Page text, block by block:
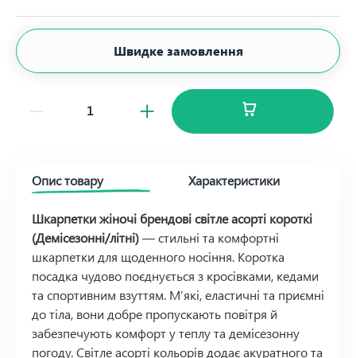
Швидке замовлення
Опис товару Характеристики
Шкарпетки жіночі брендові світле асорті короткі
(Демісезонні/літні)— стильні та комфортні
шкарпетки для щоденного носіння. Коротка
посадка чудово поєднується з кросівками, кедами
та спортивним взуттям. М’які, еластичні та приємні
до тіла, вони добре пропускають повітря й
забезпечують комфорт у теплу та демісезонну
погоду. Світле асорті кольорів додає акуратного та